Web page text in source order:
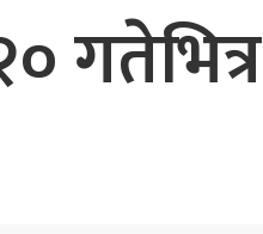
गतेभित्र